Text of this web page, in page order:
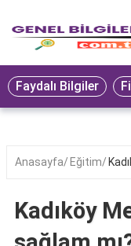
Eğitim
Ekonomi
Seyahat
Oyun
Faydalı Bilgiler
Anasayfa Eğitim
Kadıköy